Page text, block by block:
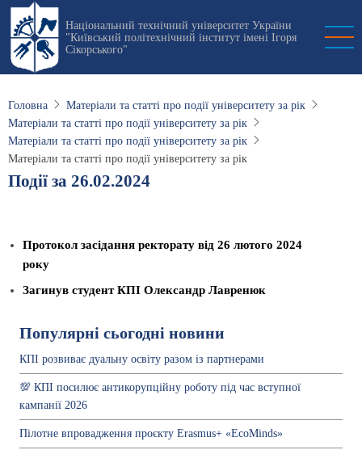
Перейти
основного
вмісту
Національний технічний університет України
"Київський політехнічний інститут імені Ігоря
Сікорського"
Головна
Матеріали та статті про події університету за рік
Матеріали та статті про події університету за рік
Матеріали та статті про події університету за рік
Матеріали та статті про події університету за рік
Події за 26.02.2024
Протокол засідання ректорату від 26 лютого 2024
року
Загинув студент КПІ Олександр Лавренюк
Популярні сьогодні новини
КПІ розвиває дуальну освіту разом із партнерами
💯 КПІ посилює антикорупційну роботу під час вступної
кампанії 2026
Пілотне впровадження проєкту Erasmus+ «EcoMinds»